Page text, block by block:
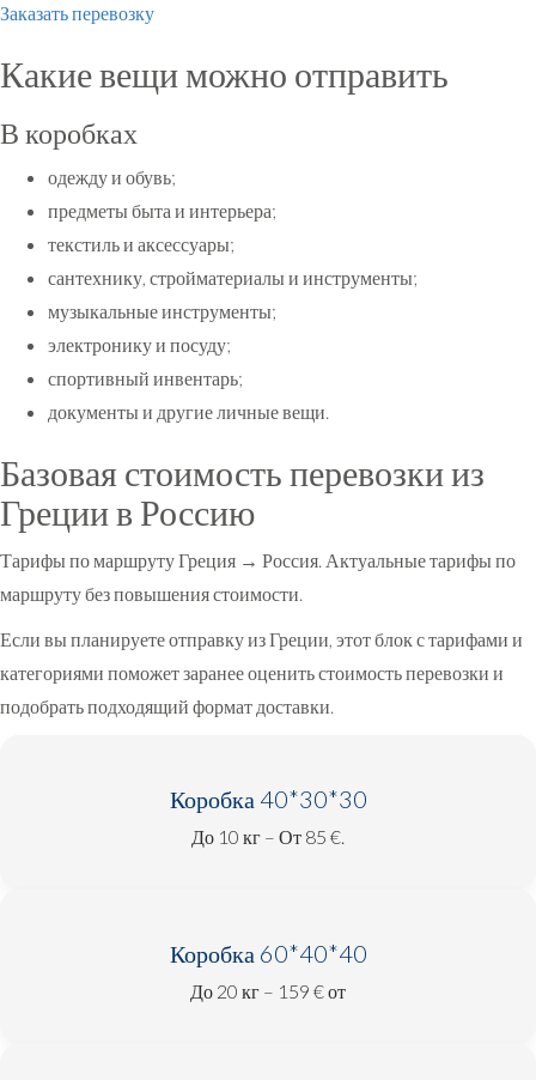
Заказать перевозку
Какие вещи можно отправить
В коробках
одежду и обувь;
предметы быта и интерьера;
текстиль и аксессуары;
сантехнику, стройматериалы и инструменты;
музыкальные инструменты;
электронику и посуду;
спортивный инвентарь;
документы и другие личные вещи.
Базовая стоимость перевозки из
Греции в Россию
Тарифы по маршруту Греция → Россия. Актуальные тарифы по
маршруту без повышения стоимости.
Если вы планируете отправку из Греции, этот блок с тарифами и
категориями поможет заранее оценить стоимость перевозки и
подобрать подходящий формат доставки.
Коробка 40*30*30
До 10 кг – От 85 €.
Коробка 60*40*40
До 20 кг – 159 € от